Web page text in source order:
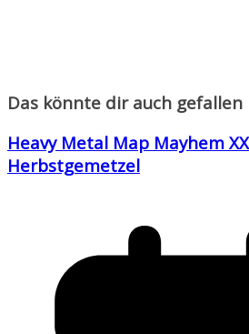
Das könnte dir auch gefallen
Heavy Metal Map Mayhem
Herbstgemetzel